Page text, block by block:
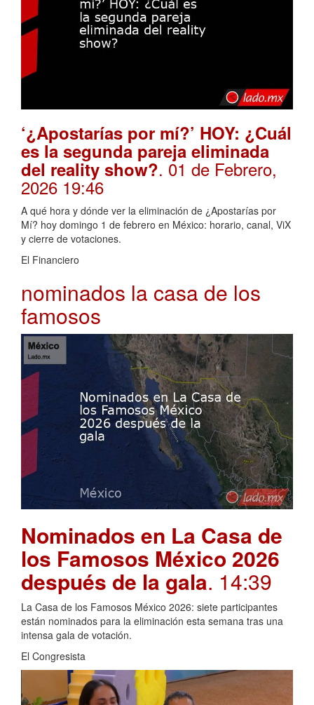
‘¿Apostarías por mí?’ HOY: ¿Cuál
es la segunda pareja eliminada
del reality show?. 01 de Febrero,
2026 19:46
A qué hora y dónde ver la eliminación de ¿Apostarías por
Mí? hoy domingo 1 de febrero en México: horario, canal, ViX
y cierre de votaciones.
El Financiero
nominados la casa de los
famosos
Nominados en La Casa de
los Famosos México 2026
después de la gala. 14:39
La Casa de los Famosos México 2026: siete participantes
están nominados para la eliminación esta semana tras una
intensa gala de votación.
El Congresista